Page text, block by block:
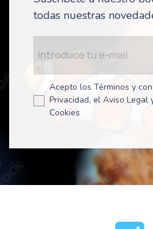
todas nuestras
Acepto los Términos y
Privacidad, el Aviso Legal
Cookies